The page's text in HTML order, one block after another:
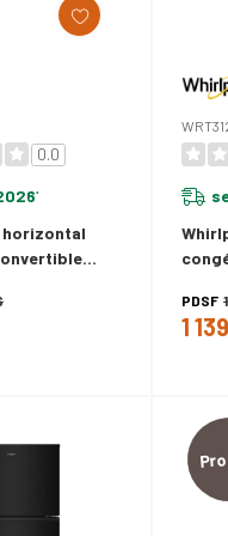
0.0
*
horizontal
pi cu
PDSF
1